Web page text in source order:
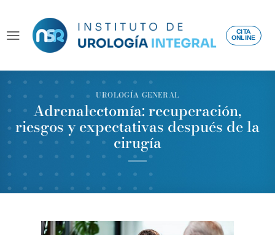
contenido
CITA
ONLINE
UROLOGÍA GENERAL
Adrenalectomía: recuperación,
riesgos y expectativas después de la
cirugía